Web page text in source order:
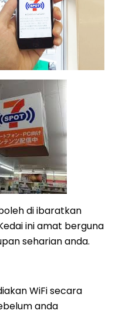
di ibaratkan
ini amat berguna
seharian anda.
WiFi secara
anda